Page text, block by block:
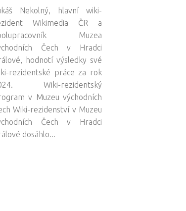
Nekolný, hlavní wiki-
Wikimedia ČR a
Muzea
Čech v Hradci
hodnotí výsledky své
rezidentské práce za rok
Wiki-rezidentský
v Muzeu východních
Wiki-rezidenství v Muzeu
Čech v Hradci
dosáhlo...